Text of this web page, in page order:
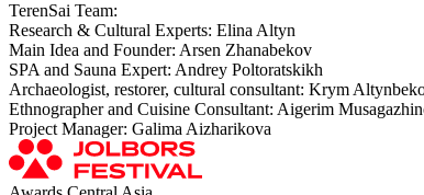
TerenSai Team:
Research & Cultural Experts: Elina Altyn
Main Idea and Founder: Arsen Zhanabekov
SPA and Sauna Expert: Andrey Poltoratskikh
Archaeologist, restorer, cultural consultant: Krym
Ethnographer and Cuisine Consultant: Aigerim
Project Manager: Galima Aizharikova